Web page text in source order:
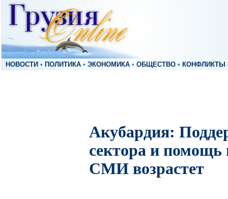
НОВОСТИ • ПОЛИТИКА • ЭКОНОМИКА • ОБЩЕСТВО • КОНФЛИКТЫ
Акубардия:
сектора и
СМИ возрастет